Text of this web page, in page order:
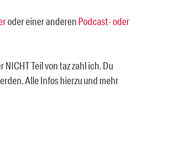
oder einer anderen Podcast- oder
Teil von taz zahl ich. Du
Alle Infos hierzu und mehr